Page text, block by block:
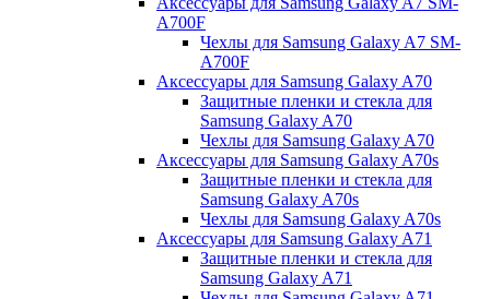
A700F
Чехлы для Samsung Galaxy A7 SM-
A700F
Аксессуары для Samsung Galaxy A70
Защитные пленки и стекла для
Samsung Galaxy A70
Чехлы для Samsung Galaxy A70
Аксессуары для Samsung Galaxy A70s
Защитные пленки и стекла для
Samsung Galaxy A70s
Чехлы для Samsung Galaxy A70s
Аксессуары для Samsung Galaxy A71
Защитные пленки и стекла для
Samsung Galaxy A71